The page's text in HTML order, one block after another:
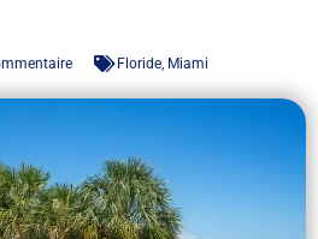
Floride, Miami